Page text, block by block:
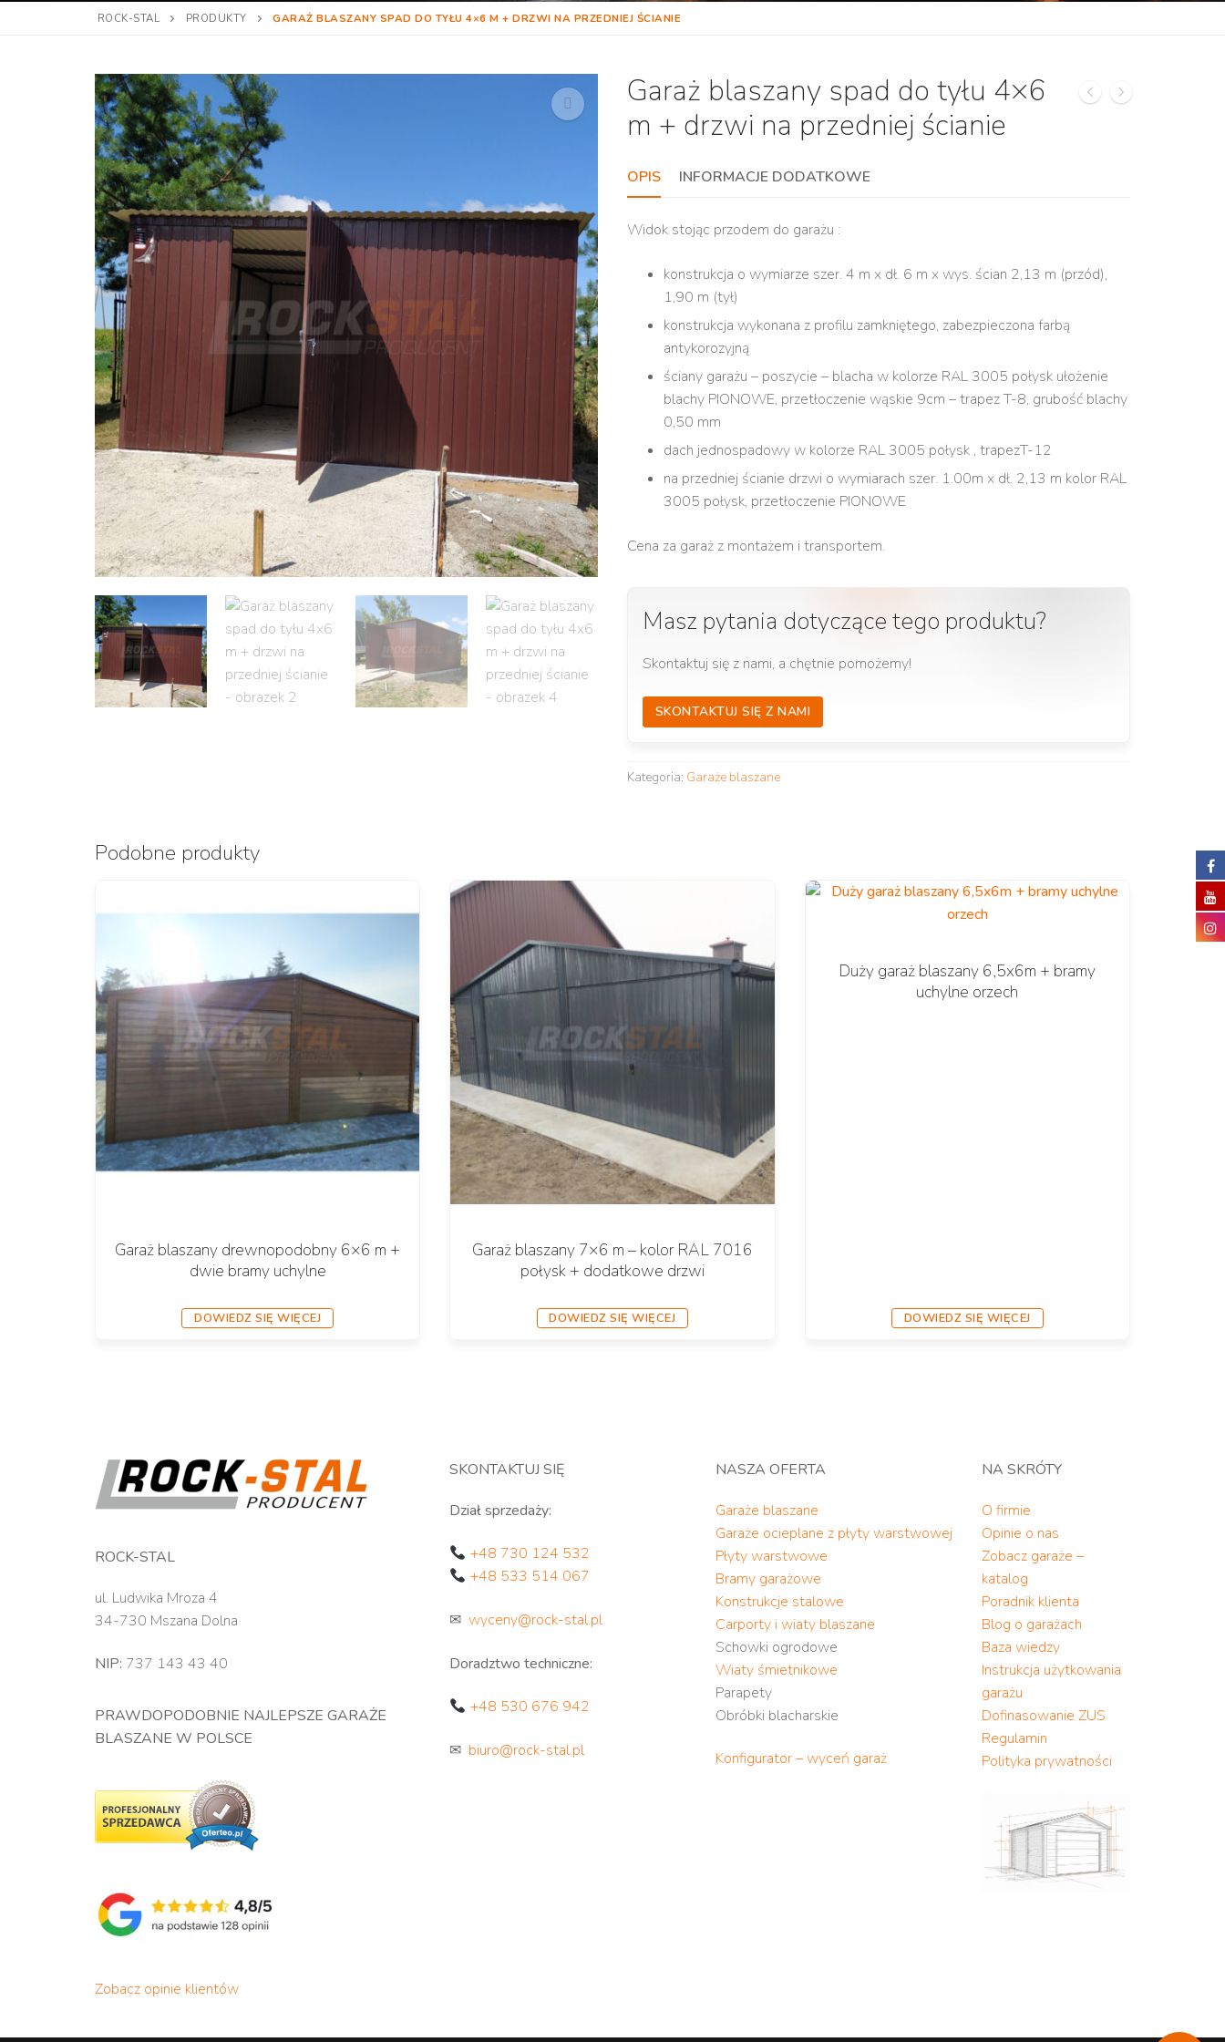
ROCK-STAL PRODUKTY GARAŻ BLASZANY SPAD DO TYŁU 4×6 M + DRZWI NA PRZEDNIEJ ŚCIANIE
Garaż blaszany spad do tyłu 4×6
m + drzwi na przedniej ścianie
OPIS INFORMACJE DODATKOWE
Widok stojąc przodem do garażu :
konstrukcja o wymiarze szer. 4 m x dł. 6 m x wys. ścian 2,13 m (przód),
1,90 m (tył)
konstrukcja wykonana z profilu zamkniętego, zabezpieczona farbą
antykorozyjną
ściany garażu – poszycie – blacha w kolorze RAL 3005 połysk ułożenie
blachy PIONOWE, przetłoczenie wąskie 9cm – trapez T-8, grubość blachy
0,50 mm
dach jednospadowy w kolorze RAL 3005 połysk , trapezT-12
na przedniej ścianie drzwi o wymiarach szer. 1.00m x dł. 2,13 m kolor RAL
3005 połysk, przetłoczenie PIONOWE
Cena za garaż z montażem i transportem.
Masz pytania dotyczące tego produktu?
Skontaktuj się z nami, a chętnie pomożemy!
SKONTAKTUJ SIĘ Z NAMI
Kategoria: Garaże blaszane
Podobne produkty
Garaż blaszany drewnopodobny 6×6 m +
dwie bramy uchylne
DOWIEDZ SIĘ WIĘCEJ
Garaż blaszany 7×6 m – kolor RAL 7016
połysk + dodatkowe drzwi
DOWIEDZ SIĘ WIĘCEJ
Duży garaż blaszany 6,5x6m + bramy
uchylne orzech
DOWIEDZ SIĘ WIĘCEJ
ROCK-STAL
ul. Ludwika Mroza 4
34-730 Mszana Dolna
NIP: 737 143 43 40
PRAWDOPODOBNIE NAJLEPSZE GARAŻE
BLASZANE W POLSCE
Zobacz opinie klientów
SKONTAKTUJ SIĘ
Dział sprzedaży:
+48 730 124 532
+48 533 514 067
✉wyceny@rock-stal.pl
Doradztwo techniczne:
+48 530 676 942
✉ biuro@rock-stal.pl
NASZA OFERTA
Garaże blaszane
Garaże ocieplane z płyty warstwowej
Płyty warstwowe
Bramy garażowe
Konstrukcje stalowe
Carporty i wiaty blaszane
Schowki ogrodowe
Wiaty śmietnikowe
Parapety
Obróbki blacharskie
Konfigurator – wyceń garaż
NA SKRÓTY
O firmie
Opinie o nas
Zobacz garaże –
katalog
Poradnik klienta
Blog o garażach
Baza wiedzy
Instrukcja użytkowania
garażu
Dofinasowanie ZUS
Regulamin
Polityka prywatności